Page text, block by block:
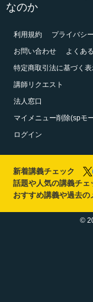
なのか
利用規約
プライバシ
お問い合わせ
よくあ
特定商取引法に基づく
講師リクエスト
法人窓口
マイメニュー削除(spモ
ログイン
新着講義チェック
話題や人気の講義チェ
おすすめ講義や過去の
©